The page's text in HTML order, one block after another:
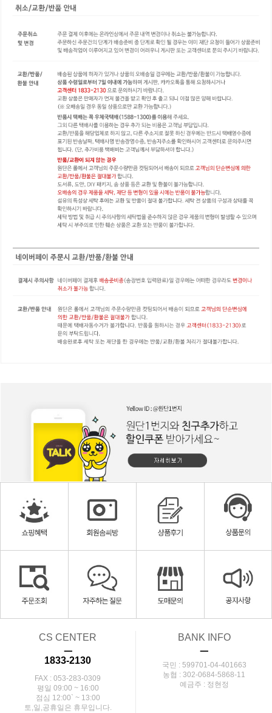
CS CENTER
ㅡ
1833-2130
FAX : 053-283-0309
평일 09:00 ~ 16:00
점심 12:00` ~ 13:00
토,일,공휴일은 휴무입니다.
BANK INFO
ㅡ
국민 : 599701-04-401663
농협 : 302-0684-5868-11
예금주 : 정현정